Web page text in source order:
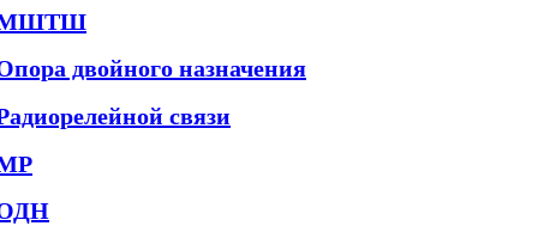
двойного назначения
связи